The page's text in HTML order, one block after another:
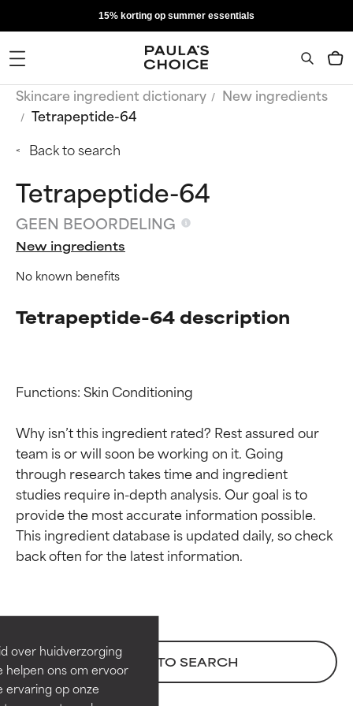
over huidverzorging
helpen ons om ervoor
ervaring op onze
15% korting op summer essentials
Skincare ingredient dictionary
New ingredients
Tetrapeptide-64
Back to search
Tetrapeptide-64
GEEN BEOORDELING
New ingredients
No known benefits
Tetrapeptide-64 description
Functions: Skin Conditioning
Why isn’t this ingredient rated? Rest assured our
team is or will soon be working on it. Going
through research takes time and ingredient
studies require in-depth analysis. Our goal is to
provide the most accurate information possible.
This ingredient database is updated daily, so check
BACK TO SEARCH
Beoordelingen van
Bewezen en ondersteund door
onafhankelijk onderzoek.
Uitstekend actief ingrediënt
voor de meeste huidtypen of
Beoordelingen van
Bewezen en ondersteund door
onafhankelijk onderzoek.
Uitstekend actief ingrediënt
voor de meeste huidtypen of